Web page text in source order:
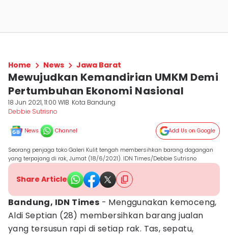
Home News Jawa Barat
Mewujudkan Kemandirian UMKM Demi
Pertumbuhan Ekonomi Nasional
18 Jun 2021, 11:00 WIB Kota Bandung
Debbie Sutrisno
News Channel Add Us on Google
Seorang penjaga toko Galeri Kulit tengah membersihkan barang dagangan
yang terpajang di rak, Jumat (18/6/2021). IDN Times/Debbie Sutrisno
Share Article
Bandung, IDN Times - Menggunakan kemoceng,
Aldi Septian (28) membersihkan barang jualan
yang tersusun rapi di setiap rak. Tas, sepatu,